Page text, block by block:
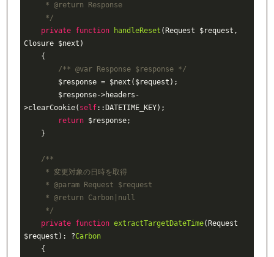
     *
@return Response
     */
private function handleReset (Request $request,
Closure $next)
{
/** @var Response $response */
>clearCookie( self::DATETIME_KEY);
return $response;
/**
     *
@param Request $request
     *
@return Carbon|null
     */
private function extractTargetDateTime(Request
$request) : ?Carbon
{